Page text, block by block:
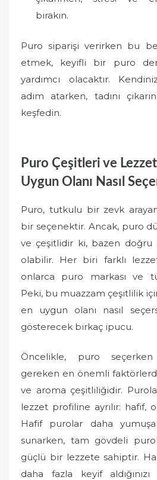
bırakın.
Puro siparişi verirken bu
etmek, keyifli bir puro
yardımcı olacaktır.
adım atarken, tadını
keşfedin.
Puro Çeşitleri ve
Uygun Olanı Nasıl
Puro, tutkulu bir zevk
bir seçenektir. Ancak, puro
ve çeşitlidir ki, bazen doğru
olabilir. Her biri farklı
onlarca puro markası ve
Peki, bu muazzam çeşitlilik
en uygun olanı nasıl
gösterecek birkaç ipucu.
Öncelikle, puro
gereken en önemli
ve aroma çeşitliliğidir.
lezzet profiline ayrılır: hafif,
Hafif purolar daha
sunarken, tam gövdeli
güçlü bir lezzete sahiptir.
daha fazla keyif